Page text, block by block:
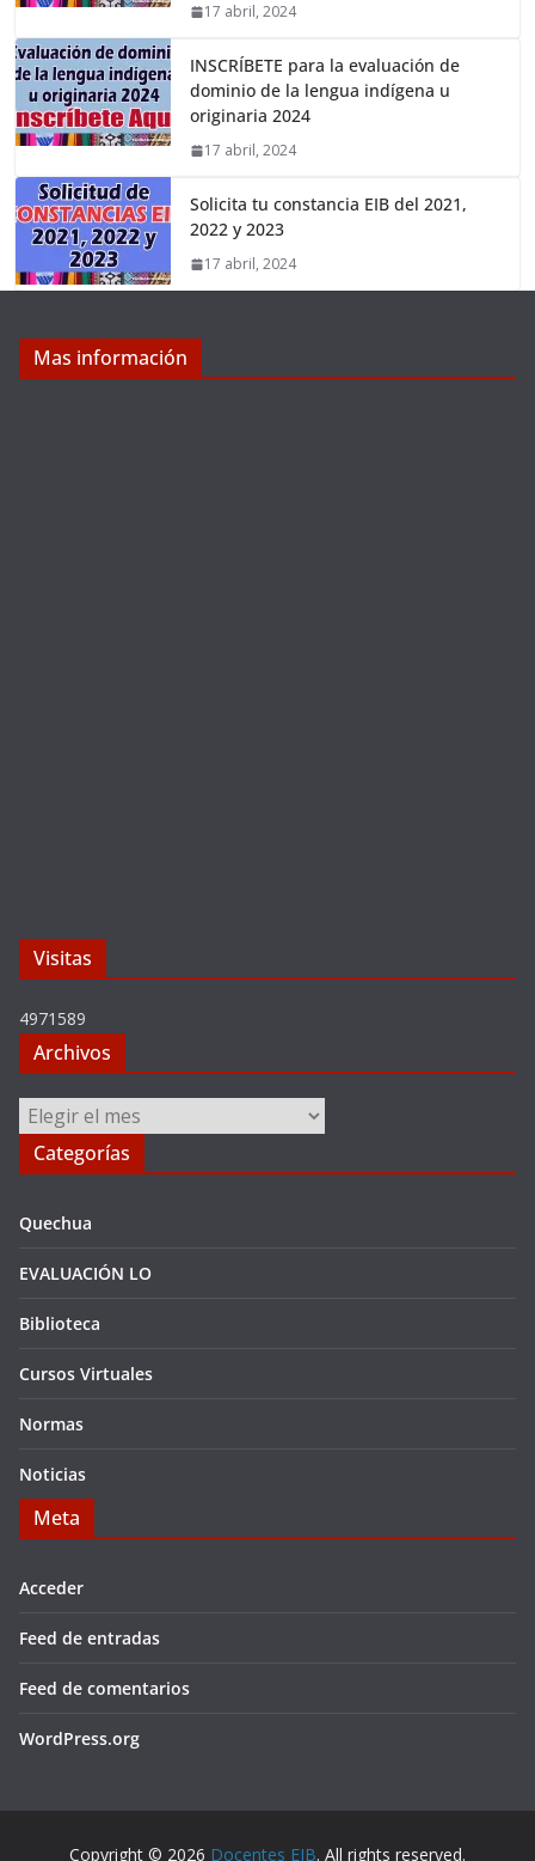
17 abril, 2024
INSCRÍBETE para la evaluación de
dominio de la lengua indígena u
originaria 2024
17 abril, 2024
Solicita tu constancia EIB del 2021,
2022 y 2023
17 abril, 2024
Mas información
Visitas
4971589
Archivos
Archivos
Categorías
Quechua
EVALUACIÓN LO
Biblioteca
Cursos Virtuales
Normas
Noticias
Meta
Acceder
Feed de entradas
Feed de comentarios
WordPress.org
Copyright © 2026 Docentes EIB. All rights reserved.